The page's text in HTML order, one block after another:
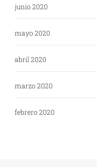
junio 2020
mayo 2020
abril 2020
marzo 2020
febrero 2020